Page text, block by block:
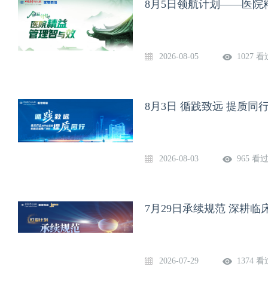
8月5日领航计划——医院
2026-08-05 1027 看
8月3日 循践致远 提质同
2026-08-03 965 看过
7月29日承续规范 深耕
2026-07-29 1374 看